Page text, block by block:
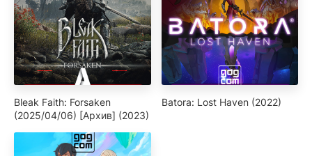
Bleak Faith: Forsaken
(2025/04/06) [Архив] (2023)
Batora: Lost Haven (2022)